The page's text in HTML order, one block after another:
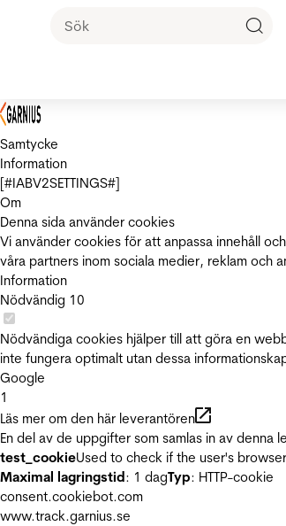
Samtycke
Information
[#IABV2SETTINGS#]
Om
Denna sida använder cookies
Vi använder cookies för att anpassa innehåll
våra partners inom sociala medier, reklam och
Information
Nödvändig 10
Nödvändiga cookies hjälper till att göra en
inte fungera optimalt utan dessa
Google
1
Läs mer om den här leverantören
En del av de uppgifter som samlas in av
test_cookieUsed to check if the user's
Maximal lagringstid: 1 dagTyp: HTTP-cookie
consent.cookiebot.com
www.track.garnius.se